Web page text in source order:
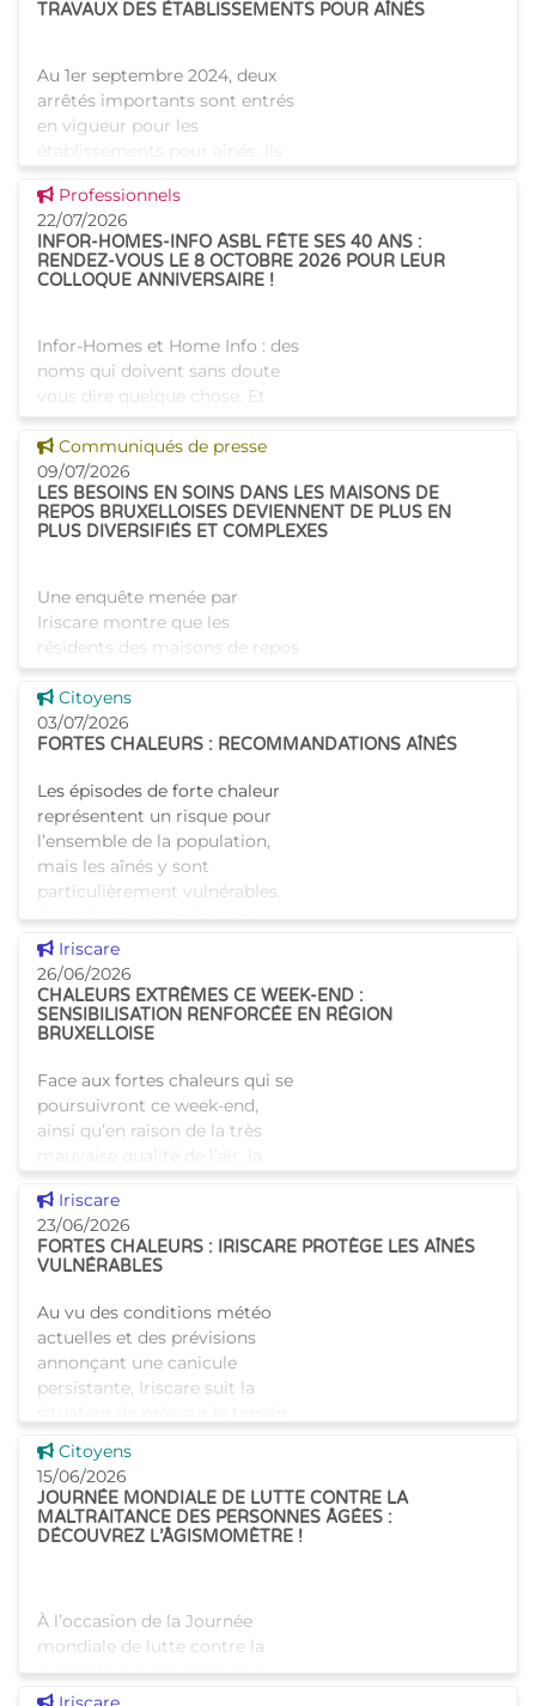
TRAVAUX DES ÉTABLISSEMENTS POUR AÎNÉS
Au 1er septembre 2024, deux
arrêtés importants sont entrés
en vigueur pour les
établissements pour aînés. Ils
des établissements pour aînés,
d'une part la
Voir cette news
Professionnels
22/07/2026
INFOR-HOMES-INFO ASBL FÊTE SES 40 ANS :
RENDEZ-VOUS LE 8 OCTOBRE 2026 POUR LEUR
COLLOQUE ANNIVERSAIRE !
Infor-Homes et Home Info : des
noms qui doivent sans doute
vous dire quelque chose. Et
pour cause, l’asbl, subsidiée par
Iriscare, s’est imposée au fil des
années comme un acteur
incontournabl
Voir cette news
Communiqués de presse
09/07/2026
LES BESOINS EN SOINS DANS LES MAISONS DE
REPOS BRUXELLOISES DEVIENNENT DE PLUS EN
PLUS DIVERSIFIÉS ET COMPLEXES
Une enquête menée par
Iriscare montre que les
résidents des maisons de repos
bruxelloises présentent de plus
en plus souvent des besoins en
soins complexes et combinés.
Cette évolution nécessi
Voir cette news
Citoyens
03/07/2026
FORTES CHALEURS : RECOMMANDATIONS AÎNÉS
Les épisodes de forte chaleur
représentent un risque pour
l’ensemble de la population,
mais les aînés y sont
particulièrement vulnérables.
Avec l’avancée en âge, les
mécanismes de thermo
Voir cette news
Iriscare
26/06/2026
CHALEURS EXTRÊMES CE WEEK-END :
SENSIBILISATION RENFORCÉE EN RÉGION
BRUXELLOISE
Face aux fortes chaleurs qui se
poursuivront ce week-end,
ainsi qu’en raison de la très
mauvaise qualité de l’air, la
rappelle les mesures à prendre
pour se prot�
Voir cette news
Iriscare
23/06/2026
FORTES CHALEURS : IRISCARE PROTÈGE LES AÎNÉS
VULNÉRABLES
Au vu des conditions météo
actuelles et des prévisions
annonçant une canicule
persistante, Iriscare suit la
Prise de contact avec les
maisons de repos Iris
Voir cette news
Citoyens
15/06/2026
JOURNÉE MONDIALE DE LUTTE CONTRE LA
MALTRAITANCE DES PERSONNES ÂGÉES :
DÉCOUVREZ L’ÂGISMOMÈTRE !
À l’occasion de la Journée
mondiale de lutte contre la
maltraitance des personnes
âgées, plusieurs associations
Voir cette news